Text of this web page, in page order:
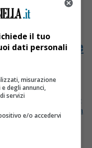
annullare
Piazzo
di riuscire a trovare
economicamente
Capodanno in Piazza
il tuo
dati personali
misurazione
degli annunci,
servizi
e/o accedervi